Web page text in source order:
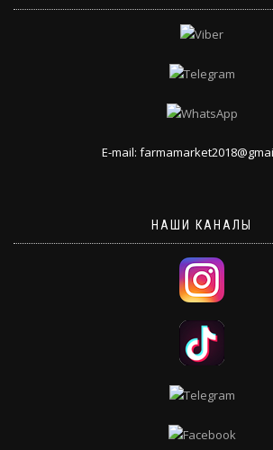
E-mail:
НАШИ КАНАЛЫ